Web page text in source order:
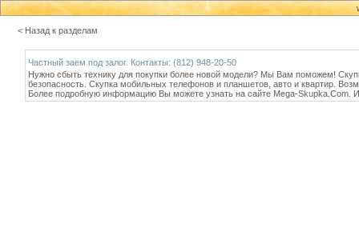
< Назад к разделам
Частный заем под залог. Контакты: (812) 948-20-50
Нужно сбыть технику для покупки более новой модели? Мы Вам поможем!
безопасность. Скупка мобильных телефонов и планшетов, авто и квартир.
Более подробную информацию Вы можете узнать на сайте Mega-Skupka.Com.